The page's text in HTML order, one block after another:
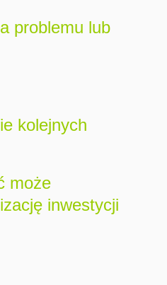
problemu lub
kolejnych
może
inwestycji